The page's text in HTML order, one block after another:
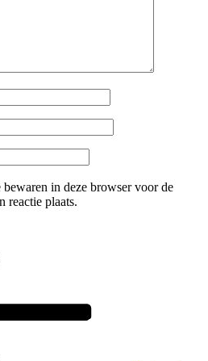
in deze browser voor de
reactie plaats.